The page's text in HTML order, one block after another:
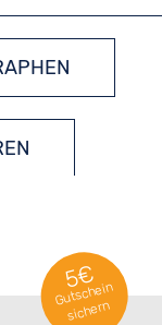
5€
Gutschein
sichern